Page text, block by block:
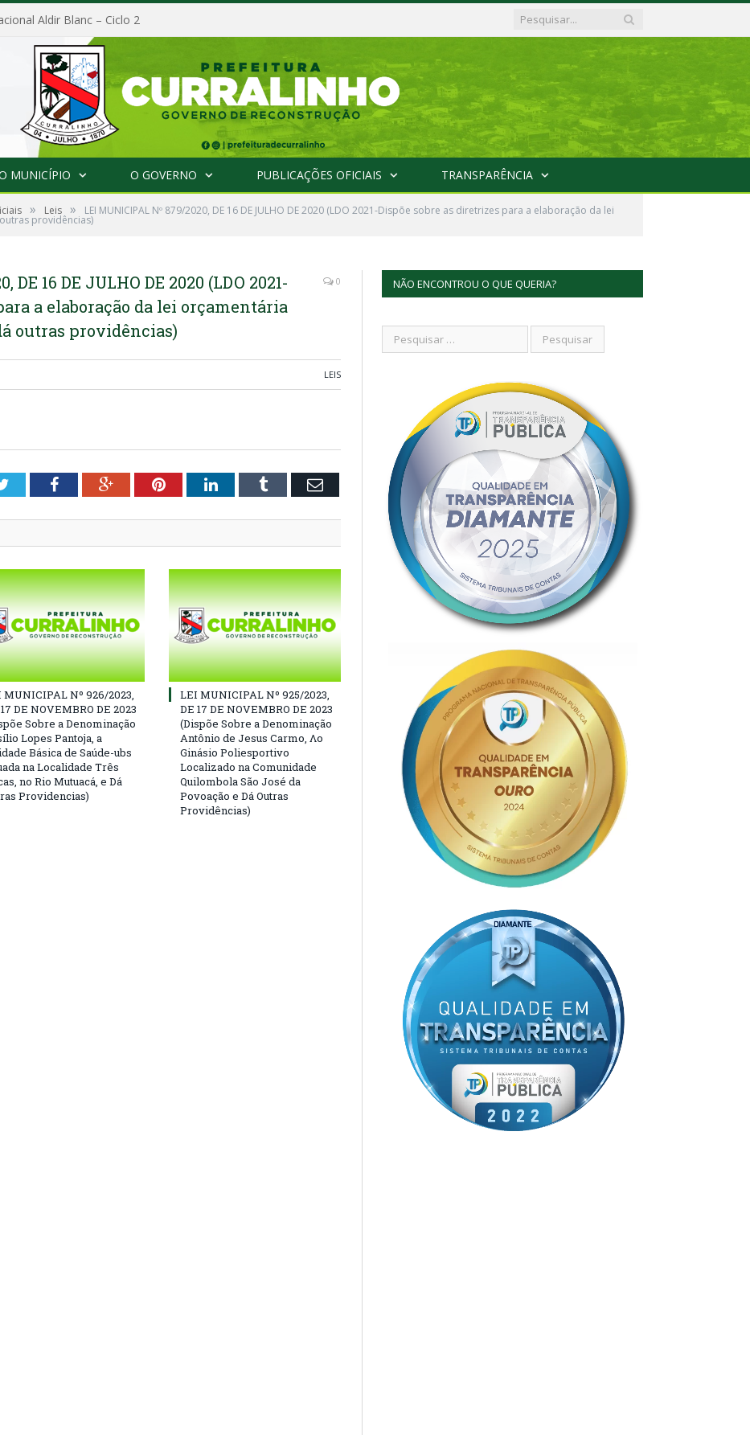
Aldir Blanc – Ciclo 2
MUNICÍPIO O GOVERNO PUBLICAÇÕES OFICIAIS TRANSPARÊNCIA
» Leis » LEI MUNICIPAL Nº 879/2020, DE 16 DE JULHO DE 2020 (LDO 2021-Dispõe sobre as diretrizes para a elaboração da lei
providências)
16 DE JULHO DE 2020 (LDO 2021-
a elaboração da lei orçamentária
outras providências)
0
LEIS
TwitterFacebookGoogle+PinterestLinkedInTumblr Email
MUNICIPAL Nº 926/2023,
DE NOVEMBRO DE 2023
Sobre a Denominação
Lopes Pantoja, a
Básica de Saúde-ubs
na Localidade Três
no Rio Mutuacá, e Dá
Providencias)
LEI MUNICIPAL Nº 925/2023,
DE 17 DE NOVEMBRO DE 2023
(Dispõe Sobre a Denominação
Antônio de Jesus Carmo, Λο
Ginásio Poliesportivo
Localizado na Comunidade
Quilombola São José da
Povoação e Dá Outras
Providências)
NÃO ENCONTROU O QUE QUERIA?